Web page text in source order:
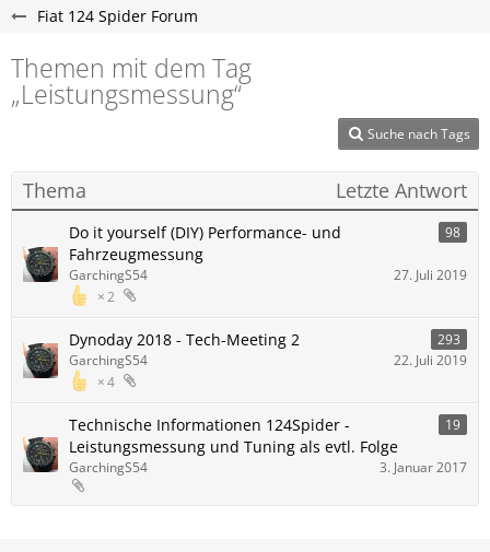
Fiat 124 Spider Forum
Themen mit dem Tag
„Leistungsmessung“
Suche nach Tags
Thema Letzte Antwort
Do it yourself (DIY) Performance- und
Fahrzeugmessung
98
2
GarchingS54 27. Juli 2019
Dynoday 2018 - Tech-Meeting 2 293
4
GarchingS54 22. Juli 2019
Technische Informationen 124Spider -
Leistungsmessung und Tuning als evtl. Folge
19
GarchingS54 3. Januar 2017